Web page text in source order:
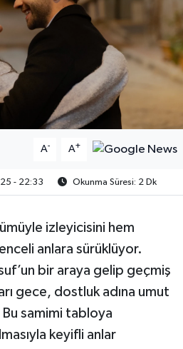
A- A+
- 22:33 Okunma Süresi: 2 Dk
izleyicisini hem
anlara sürüklüyor.
bir araya gelip geçmiş
gece, dostluk adına umut
samimi tabloya
keyifli anlar